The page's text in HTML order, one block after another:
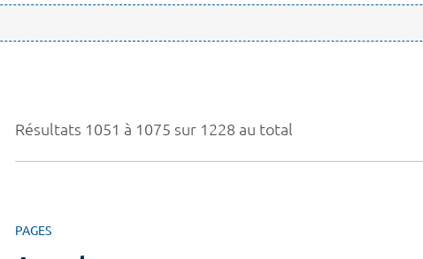
Résultats 1051 à 1075 sur 1228 au total
PAGES